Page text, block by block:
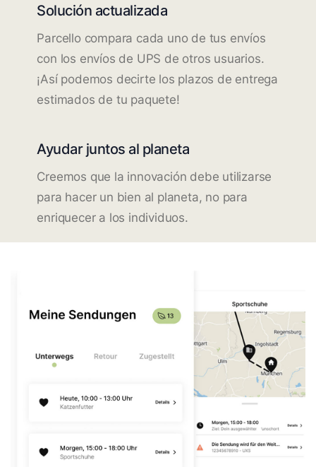
Solución actualizada
Parcello compara cada uno de tus envíos
con los envíos de UPS de otros usuarios.
¡Así podemos decirte los plazos de entrega
estimados de tu paquete!
Ayudar juntos al planeta
Creemos que la innovación debe utilizarse
para hacer un bien al planeta, no para
enriquecer a los individuos.